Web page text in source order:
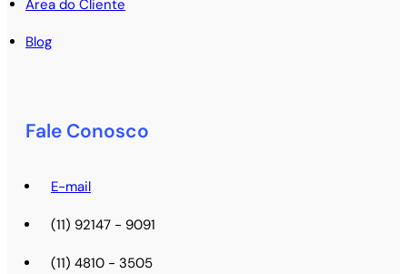
Área do Cliente
Blog
Fale Conosco
E-mail
(11) 92147 - 9091
(11) 4810 - 3505